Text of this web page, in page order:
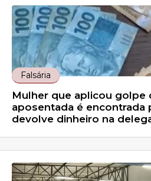
Falsária
Mulher que aplicou golpe
aposentada é encontrada
devolve dinheiro na